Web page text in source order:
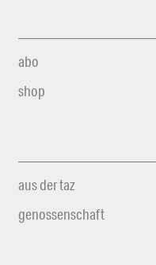
abo
shop
aus der taz
genossenschaft